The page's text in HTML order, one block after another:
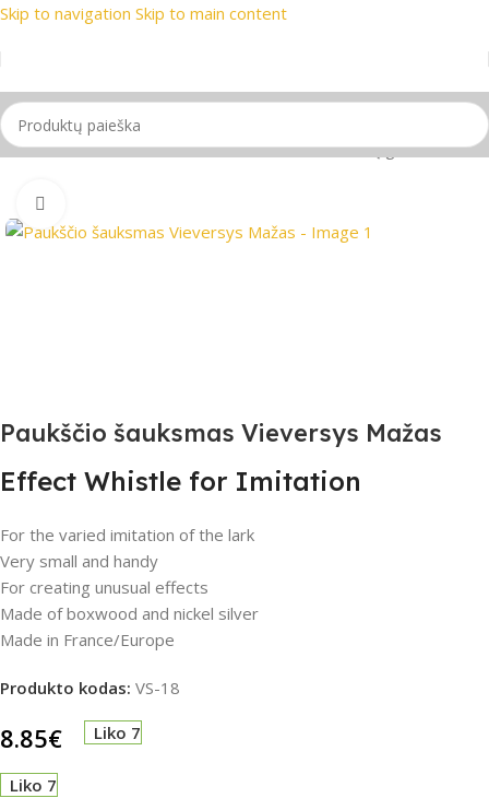
Skip to navigation Skip to main content
📦 Nemokamas
Pradžia/Liaudies ir tradiciniai instrumentai/Paukščių garsai
Paukščio šauksmas Vieversys Mažas
Effect Whistle for Imitation
For the varied imitation of the lark
Very small and handy
For creating unusual effects
Made of boxwood and nickel silver
Made in France/Europe
Produkto kodas: VS-18
8.85€ Liko 7
Liko 7